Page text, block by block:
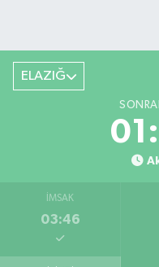
ELAZIĞ
İMSAK
03:46